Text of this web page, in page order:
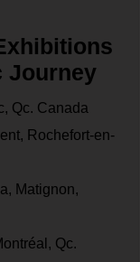
Journey
Qc. Canada
Rochefort-en-
Matignon,
Qc.